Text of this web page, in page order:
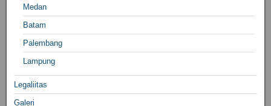
Medan
Batam
Palembang
Lampung
Legaliitas
Galeri